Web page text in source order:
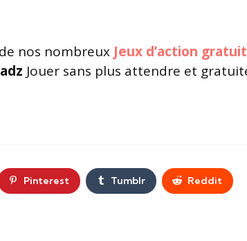
nos nombreux Jeux d’action gratuit
Jouer sans plus attendre et
Pinterest Tumblr Reddit